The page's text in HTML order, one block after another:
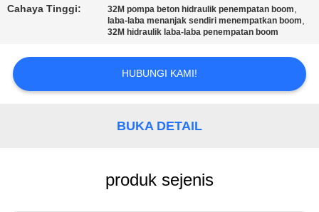
KAMI
PERMINTAAN
PENAWARAN
KEBIJAKAN
Cahaya Tinggi: 32M pompa beton hidraulik penempatan boom,
laba-laba menanjak sendiri menempatkan boom,
32M hidraulik laba-laba penempatan boom
HUBUNGI KAMI!
BUKA DETAIL
produk sejenis